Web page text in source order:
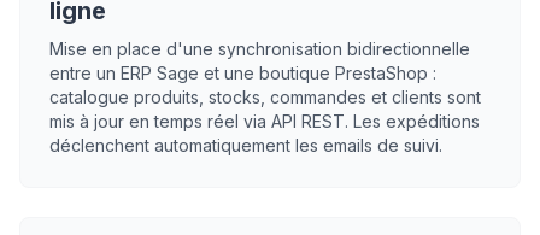
ligne
Mise en place d'une synchronisation bidirectionnelle
entre un ERP Sage et une boutique PrestaShop :
catalogue produits, stocks, commandes et clients sont
mis à jour en temps réel via API REST. Les expéditions
déclenchent automatiquement les emails de suivi.